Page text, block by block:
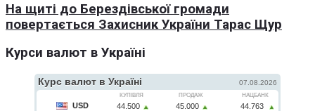
На щиті до Берездівської громади
повертається Захисник України Тарас Щур
Курси валют в Україні